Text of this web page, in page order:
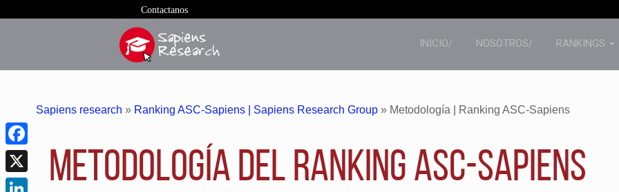
Contactanos
INICIO/ NOSOTROS/ RANKINGS
Sapiens research » Ranking ASC-Sapiens | Sapiens Research Group » Metodología | Ranking ASC-Sapiens
Metodología del Ranking ASC-Sapiens
Facebook
X